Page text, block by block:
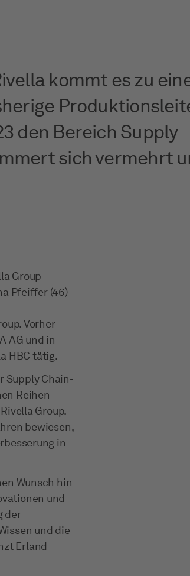
kommt es zu
den Bereich Supply
sich vermehrt
Group
Pfeiffer (46)
Vorher
AG und in
HBC tätig.
Supply Chain-
Reihen
Group.
bewiesen,
in
Wunsch hin
und
der
und die
Erland